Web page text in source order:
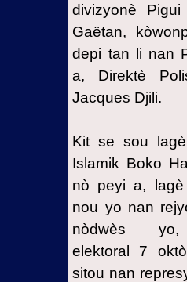
divizyonè
Gaëtan,
depi tan li nan
a, Direktè
Jacques Djili.
Kit se sou
Islamik Boko
nò peyi a,
nou yo nan
nòdwès yo,
elektoral 7
sitou nan